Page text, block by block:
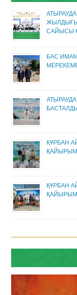
САЙЫСЫ
БАС ИМАМ
ҚҰРБАН
ҚҰРБАН